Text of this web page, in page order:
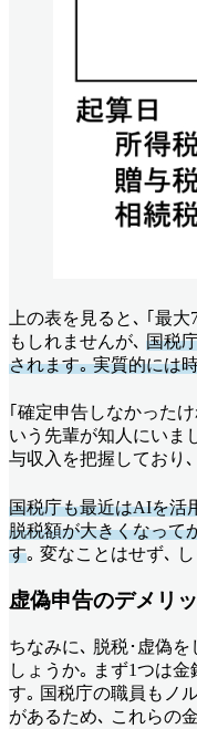
上の表を見ると､ ｢最
もしれませんが､ 国税
されます｡ 実質的には
｢確定申告しなかった
いう先輩が知人にいま
与収入を把握しており
国税庁も最近はAIを活
脱税額が大きくなって
す｡ 変なことはせず､
虚偽申告のデメリ
ちなみに､ 脱税･虚偽
しょうか｡ まず1つは
す｡ 国税庁の職員もノ
があるため､ これらの